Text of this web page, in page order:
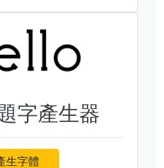
字產生器
生字體